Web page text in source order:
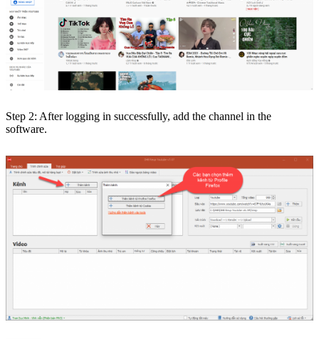
Step 2: After logging in successfully, add the channel in the
software.